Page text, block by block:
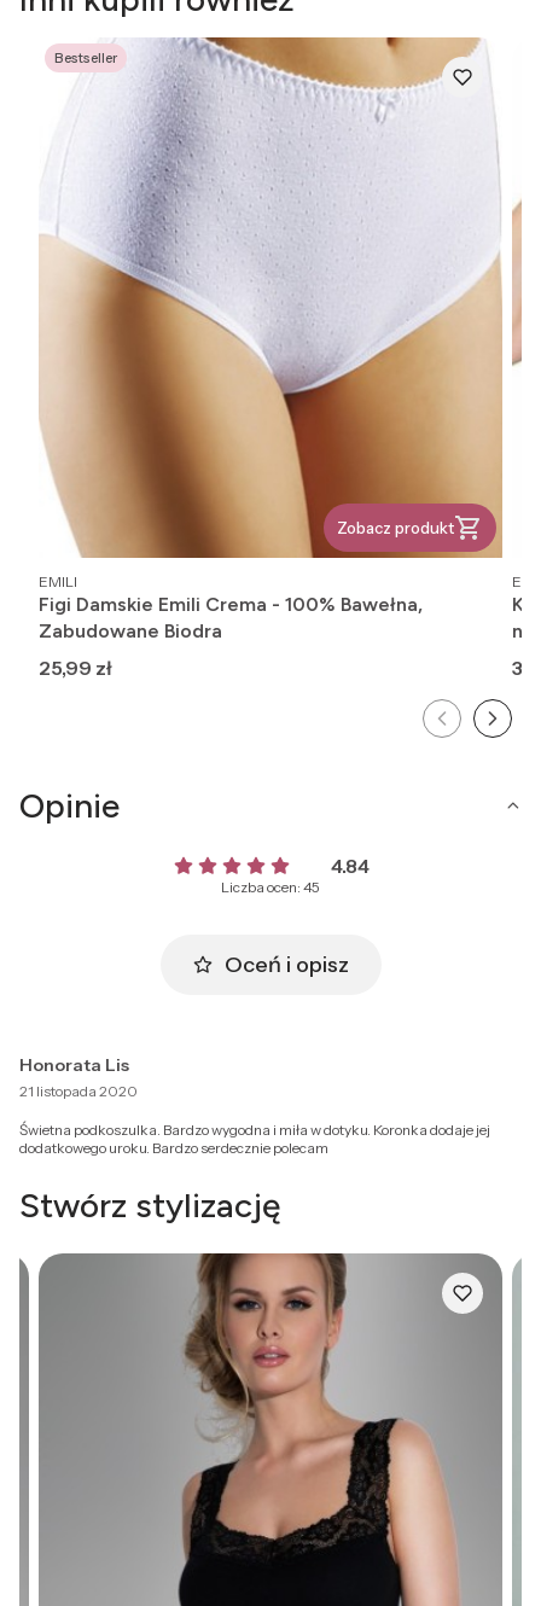
Bestseller
Zobacz produkt
PRODUCENT
EMILI
Figi Damskie Emili Crema - 100% Bawełna,
Zabudowane Biodra
Cena
25,99 zł
na
Opinie
4.84
Liczba ocen: 45
Oceń i opisz
Honorata Lis
21 listopada 2020
Świetna podkoszulka. Bardzo wygodna i miła w dotyku. Koronka dodaje jej
dodatkowego uroku. Bardzo serdecznie polecam
Stwórz stylizację